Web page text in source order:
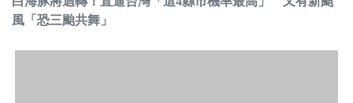
風「恐三颱共舞」